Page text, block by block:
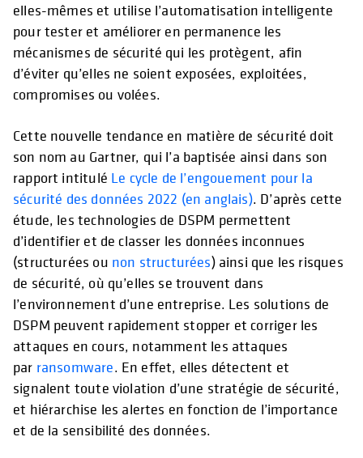
elles-mêmes et utilise l’automatisation intelligente
pour tester et améliorer en permanence les
mécanismes de sécurité qui les protègent, afin
d’éviter qu’elles ne soient exposées, exploitées,
compromises ou volées.
Cette nouvelle tendance en matière de sécurité doit
son nom au Gartner, qui l’a baptisée ainsi dans son
rapport intitulé Le cycle de l’engouement pour la
sécurité des données 2022 (en anglais). D’après cette
étude, les technologies de DSPM permettent
d’identifier et de classer les données inconnues
(structurées ou non structurées) ainsi que les risques
de sécurité, où qu’elles se trouvent dans
l’environnement d’une entreprise. Les solutions de
DSPM peuvent rapidement stopper et corriger les
attaques en cours, notamment les attaques
par ransomware. En effet, elles détectent et
signalent toute violation d’une stratégie de sécurité,
et hiérarchise les alertes en fonction de l’importance
et de la sensibilité des données.